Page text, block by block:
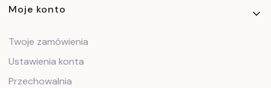
Linki w stopce
Moje konto
Twoje zamówienia
Ustawienia konta
Przechowalnia